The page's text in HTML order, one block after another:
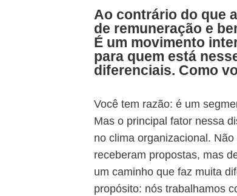
Ao contrário do que
de remuneração e
É um movimento
para quem está
diferenciais. Como
Você tem razão: é um
Mas o principal fator nessa
no clima organizacional.
receberam propostas, mas
um caminho que faz muita
propósito: nós trabalhamos